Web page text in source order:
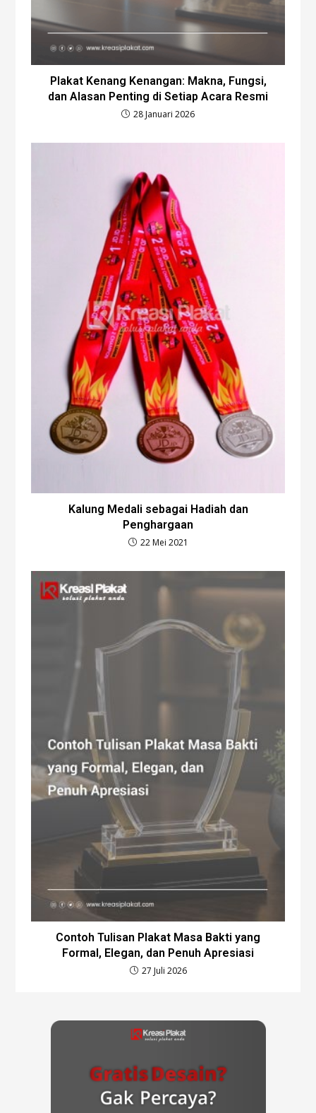
Plakat Kenang Kenangan: Makna, Fungsi,
dan Alasan Penting di Setiap Acara Resmi
28 Januari 2026
Kalung Medali sebagai Hadiah dan
Penghargaan
22 Mei 2021
Contoh Tulisan Plakat Masa Bakti yang
Formal, Elegan, dan Penuh Apresiasi
27 Juli 2026